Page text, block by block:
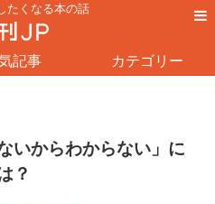
たくなる本の話
記事 カテゴリー
いからわからない」に
？